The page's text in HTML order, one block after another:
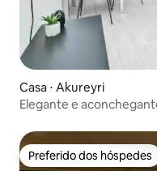
Casa ⋅ Akureyri
Elegante e
Preferido dos hóspedes
Preferido dos hóspedes